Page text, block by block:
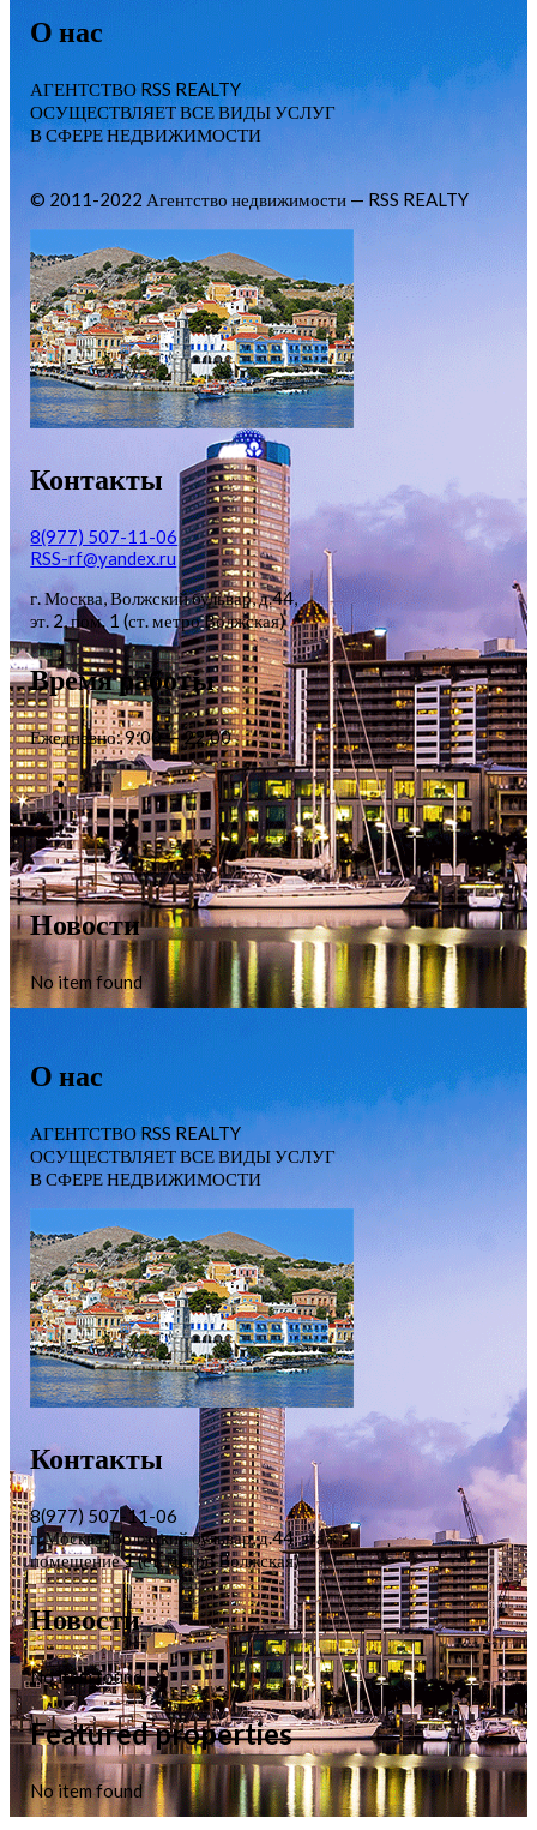
О нас
АГЕНТСТВО RSS REALTY
ОСУЩЕСТВЛЯЕТ ВСЕ ВИДЫ УСЛУГ
В СФЕРЕ НЕДВИЖИМОСТИ
© 2011-2022 Агентство недвижимости — RSS REALTY
Контакты
8(977) 507-11-06
RSS-rf@yandex.ru
г. Москва, Волжский бульвар, д.44,
эт. 2, пом. 1 (ст. метро Волжская)
Время работы
Ежедневно: 9:00 — 22:00
Новости
No item found
О нас
АГЕНТСТВО RSS REALTY
ОСУЩЕСТВЛЯЕТ ВСЕ ВИДЫ УСЛУГ
В СФЕРЕ НЕДВИЖИМОСТИ
Контакты
8(977) 507-11-06
г. Москва, Волжский бульвар, д.44, этаж 2,
помещение 1 (ст. метро Волжская)
Новости
No item found
Featured properties
No item found